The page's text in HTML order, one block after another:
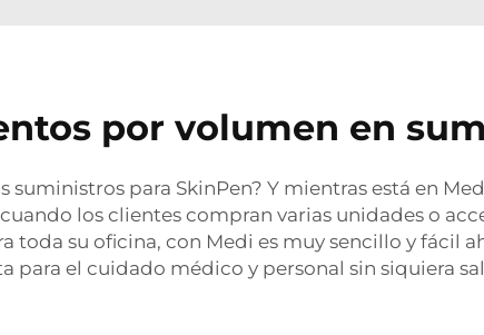
por volumen en
suministros para SkinPen? Y mientras está en
los clientes compran varias unidades o
toda su oficina, con Medi es muy sencillo y fácil
para el cuidado médico y personal sin siquiera